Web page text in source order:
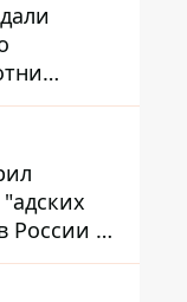
ВСУ
России и